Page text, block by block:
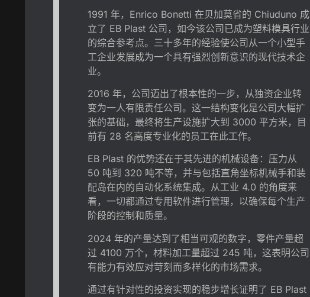
1991 年，Enrico Bonetti 在贝加莫省的 Chiuduno 成
立了 EB Plast 公司，如今该公司已成为塑料模具行业
的综合参考点。三十多年的经验使公司从一个小型手
工企业发展成为一个具有强烈创新意识的现代技术企
业。
2016 年，公司迈出了根本性的一步，从独资企业转
变为一人有限责任公司。这一结构变化是公司大幅扩
张的基础，最终将生产设施扩大到 3000 平方米，目
前有 28 名高度专业化的员工在此工作。
EB Plast 的优势还在于其先进的机械设备：压力从
50 吨到 320 吨不等，并与包括直角坐标机械手和装
配岛在内的自动化系统集成。从工业 4.0 的角度来
看，一切都通过专用软件进行管理，以确保每个生产
阶段的控制和质量。
2024 年的产量达到了相当可观的数字，零件产量超
过 4100 万个，材料加工量超过 245 吨，这表明公司
有能力有效应对苛刻而多样化的市场需求。
通过有针对性的投资实现的稳步增长证明了 EB Plast